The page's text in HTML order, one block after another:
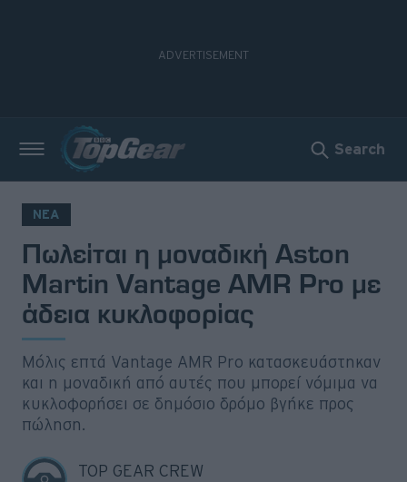
Search
ΝΕΑ
Πωλείται η μοναδική Aston
Martin Vantage AMR Pro με
άδεια κυκλοφορίας
Μόλις επτά Vantage AMR Pro κατασκευάστηκαν
και η μοναδική από αυτές που μπορεί νόμιμα να
κυκλοφορήσει σε δημόσιο δρόμο βγήκε προς
πώληση.
TOP GEAR CREW
Νέα
Δοκιμές
Electric
Motorsport
Viral
Big Reads
Retro